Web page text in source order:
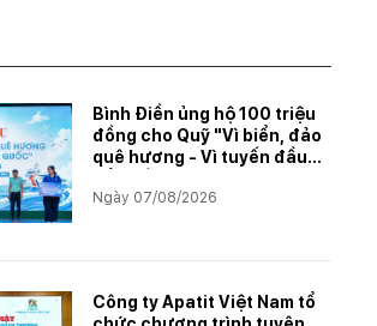
Bình Điền ủng hộ 100 triệu
đồng cho Quỹ "Vì biển, đảo
quê hương - Vì tuyến đầu
Ngày 07/08/2026
Công ty Apatit Việt Nam tổ